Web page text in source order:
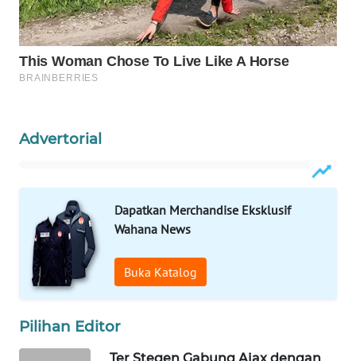
Advertorial
Dapatkan Merchandise Eksklusif
Wahana News
Buka Katalog
Pilihan Editor
CO ID
WAHANANEWS
NET
UMKM
WAHANA
SELEB
WAHANA
PERSONA